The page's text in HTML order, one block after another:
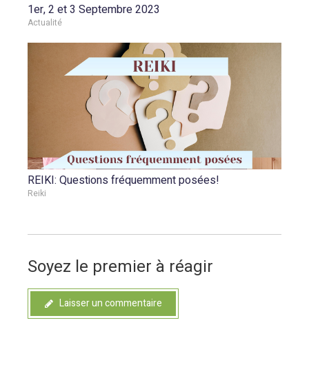
1er, 2 et 3 Septembre 2023
Actualité
REIKI: Questions fréquemment posées!
Reiki
Soyez le premier à réagir
Laisser un commentaire